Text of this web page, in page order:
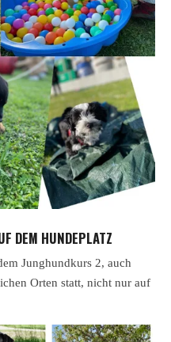
DEM HUNDEPLATZ
Junghundkurs 2, auch
Orten statt, nicht nur auf